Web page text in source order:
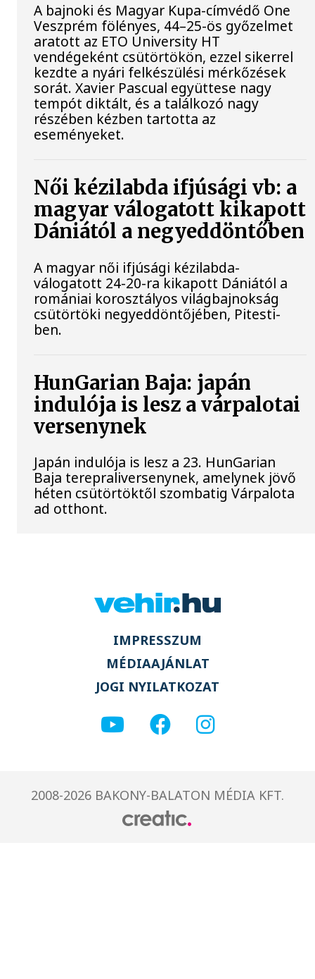
A bajnoki és Magyar Kupa-címvédő One
Veszprém fölényes, 44–25-ös győzelmet
aratott az ETO University HT
vendégeként csütörtökön, ezzel sikerrel
kezdte a nyári felkészülési mérkőzések
sorát. Xavier Pascual együttese nagy
tempót diktált, és a találkozó nagy
részében kézben tartotta az
eseményeket.
Női kézilabda ifjúsági vb: a
magyar válogatott kikapott
Dániától a negyeddöntőben
A magyar női ifjúsági kézilabda-
válogatott 24-20-ra kikapott Dániától a
romániai korosztályos világbajnokság
csütörtöki negyeddöntőjében, Pitesti-
ben.
HunGarian Baja: japán
indulója is lesz a várpalotai
versenynek
Japán indulója is lesz a 23. HunGarian
Baja terepraliversenynek, amelynek jövő
héten csütörtöktől szombatig Várpalota
ad otthont.
IMPRESSZUM
MÉDIAAJÁNLAT
JOGI NYILATKOZAT
2008-2026 BAKONY-BALATON MÉDIA KFT.